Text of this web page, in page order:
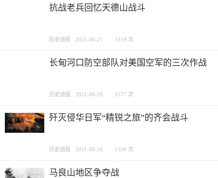
抗战老兵回忆天德山战斗
历史战役 2021-08-21 1519 次
长甸河口防空部队对美国空军的三次作战
历史战役 2021-08-20 1577 次
歼灭侵华日军“精锐之旅”的齐会战斗
历史战役 2021-08-16 1330 次
马良山地区争夺战